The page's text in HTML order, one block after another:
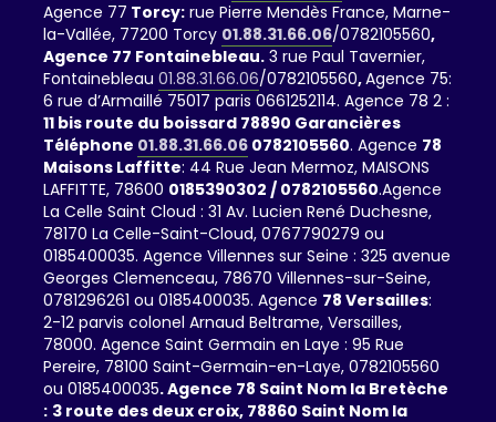
Agence 77 Torcy: rue Pierre Mendès France, Marne-
la-Vallée, 77200 Torcy 01.88.31.66.06/0782105560,
Agence 77 Fontainebleau. 3 rue Paul Tavernier,
Fontainebleau 01.88.31.66.06/0782105560,Agence 75:
6 rue d’Armaillé 75017 paris 0661252114. Agence 78 2 :
11 bis route du boissard 78890 Garancières
Téléphone 01.88.31.66.06 0782105560. Agence 78
Maisons Laffitte: 44 Rue Jean Mermoz, MAISONS
LAFFITTE, 78600 0185390302 / 0782105560.Agence
La Celle Saint Cloud : 31 Av. Lucien René Duchesne,
78170 La Celle-Saint-Cloud, 0767790279 ou
0185400035. Agence Villennes sur Seine : 325 avenue
Georges Clemenceau, 78670 Villennes-sur-Seine,
0781296261 ou 0185400035. Agence 78 Versailles:
2-12 parvis colonel Arnaud Beltrame, Versailles,
78000. Agence Saint Germain en Laye : 95 Rue
Pereire, 78100 Saint-Germain-en-Laye, 0782105560
ou 0185400035. Agence 78 Saint Nom la Bretèche
: 3 route des deux croix, 78860 Saint Nom la